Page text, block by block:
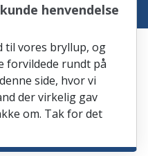
henvendelse
til vores bryllup, og
forvildede rundt på
side, hvor vi
der virkelig gav
om. Tak for det